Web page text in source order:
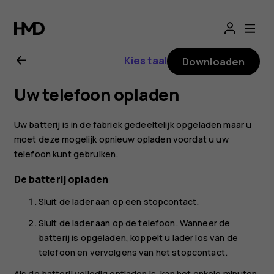
Nokia
3310
3G
Kies taal Downloaden
Uw telefoon opladen
Uw batterij is in de fabriek gedeeltelijk opgeladen maar u
moet deze mogelijk opnieuw opladen voordat u uw
telefoon kunt gebruiken.
De batterij opladen
Sluit de lader aan op een stopcontact.
Sluit de lader aan op de telefoon. Wanneer de
batterij is opgeladen, koppelt u lader los van de
telefoon en vervolgens van het stopcontact.